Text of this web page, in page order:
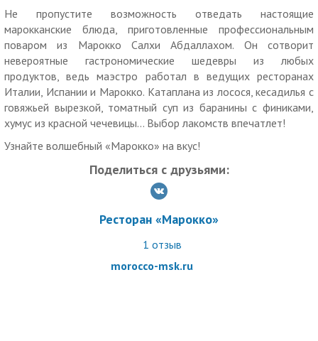
Не пропустите возможность отведать настоящие
марокканские блюда, приготовленные профессиональным
поваром из Марокко Салхи Абдаллахом. Он сотворит
невероятные гастрономические шедевры из любых
продуктов, ведь маэстро работал в ведущих ресторанах
Италии, Испании и Марокко. Катаплана из лосося, кесадилья с
говяжьей вырезкой, томатный суп из баранины с финиками,
хумус из красной чечевицы... Выбор лакомств впечатлет!
Узнайте волшебный «Марокко» на вкус!
Поделиться с друзьями:
Ресторан «Марокко»
1 отзыв
morocco-msk.ru